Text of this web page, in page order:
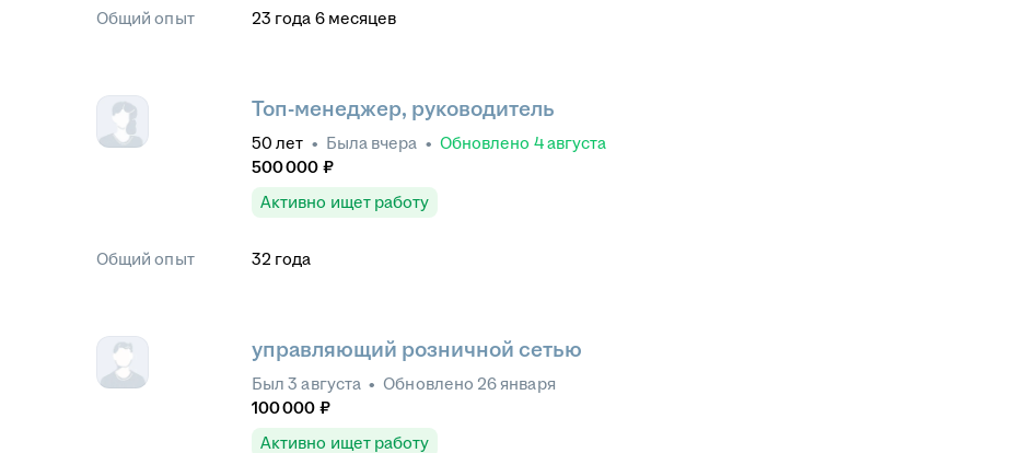
Общий опыт 23 года 6 месяцев
Топ-менеджер, руководитель
50 лет • Была вчера • Обновлено 4 августа
500 000 ₽
Активно ищет работу
Общий опыт 32 года
управляющий розничной сетью
Был 3 августа • Обновлено 26 января
100 000 ₽
Активно ищет работу